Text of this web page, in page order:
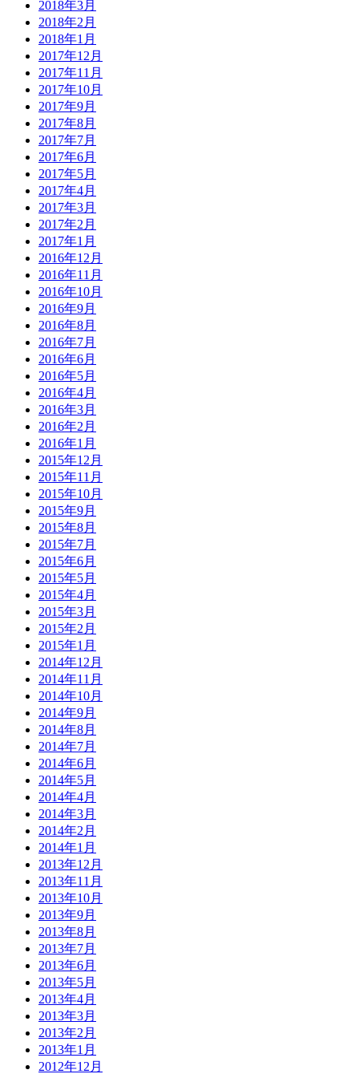
2018年3月
2018年2月
2018年1月
2017年12月
2017年11月
2017年10月
2017年9月
2017年8月
2017年7月
2017年6月
2017年5月
2017年4月
2017年3月
2017年2月
2017年1月
2016年12月
2016年11月
2016年10月
2016年9月
2016年8月
2016年7月
2016年6月
2016年5月
2016年4月
2016年3月
2016年2月
2016年1月
2015年12月
2015年11月
2015年10月
2015年9月
2015年8月
2015年7月
2015年6月
2015年5月
2015年4月
2015年3月
2015年2月
2015年1月
2014年12月
2014年11月
2014年10月
2014年9月
2014年8月
2014年7月
2014年6月
2014年5月
2014年4月
2014年3月
2014年2月
2014年1月
2013年12月
2013年11月
2013年10月
2013年9月
2013年8月
2013年7月
2013年6月
2013年5月
2013年4月
2013年3月
2013年2月
2013年1月
2012年12月